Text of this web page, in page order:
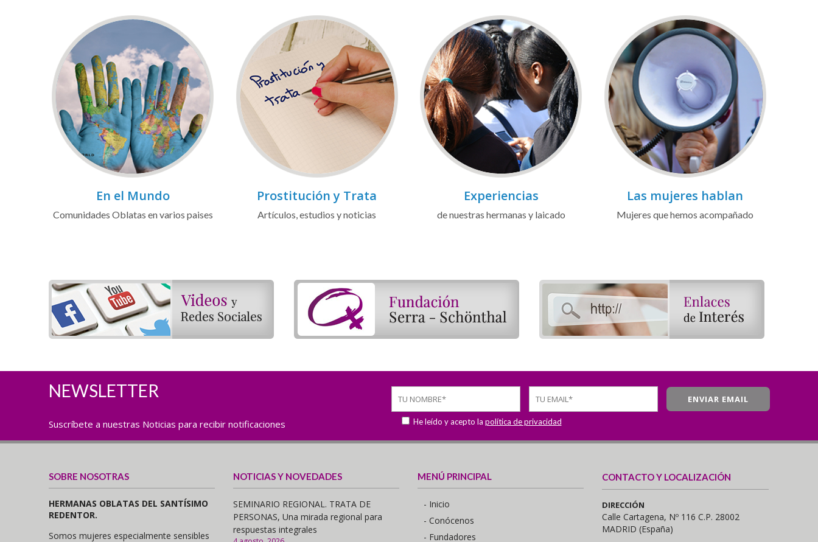
En el Mundo
Comunidades Oblatas en varios paises
Prostitución y Trata
Artículos, estudios y noticias
Experiencias
de nuestras hermanas y laicado
Las mujeres hablan
Mujeres que hemos acompañado
NEWSLETTER
Suscríbete a nuestras Noticias para recibir notificaciones He leído y acepto la política de privacidad
SOBRE NOSOTRAS
HERMANAS OBLATAS DEL SANTÍSIMO
REDENTOR.
Somos mujeres especialmente sensibles
NOTICIAS Y NOVEDADES
SEMINARIO REGIONAL. TRATA DE
PERSONAS, Una mirada regional para
respuestas integrales
MENÚ PRINCIPAL
- Inicio
- Conócenos
- Fundadores
CONTACTO Y LOCALIZACIÓN
DIRECCIÓN
Calle Cartagena, Nº 116 C.P. 28002
MADRID (España)